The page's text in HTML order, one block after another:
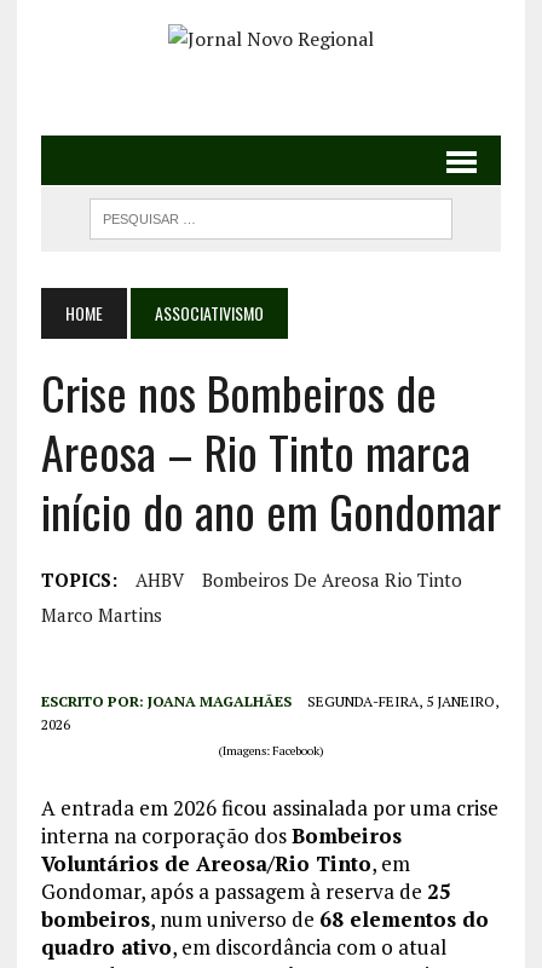
HOME ASSOCIATIVISMO
Crise nos Bombeiros de
Areosa – Rio Tinto marca
início do ano em Gondomar
TOPICS: AHBV
Bombeiros De Areosa Rio Tinto
Marco Martins
ESCRITO POR: JOANA MAGALHÃES
SEGUNDA-FEIRA, 5 JANEIRO,
2026
(Imagens: Facebook)
A entrada em 2026 ficou assinalada por uma crise
interna na corporação dosBombeiros
Voluntários de Areosa/Rio Tinto, em
Gondomar, após a passagem à reserva de 25
bombeiros, num universo de 68 elementos do
quadro ativo, em discordância com o atual